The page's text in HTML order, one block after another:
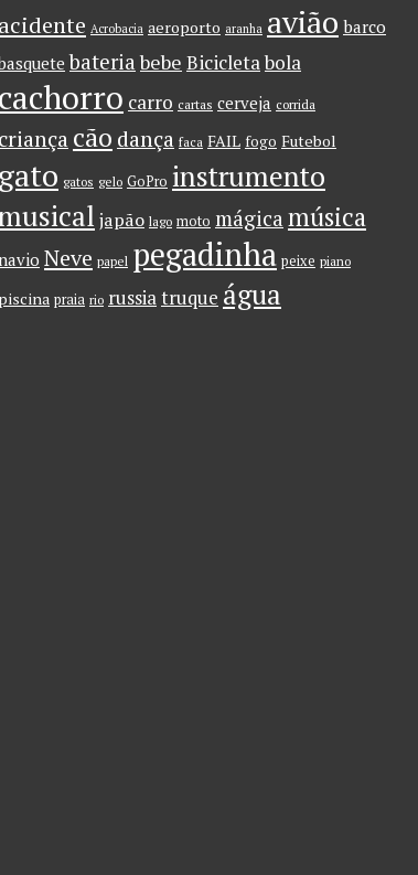
acidente Acrobacia aeroporto aranha avião barco
bateria bebe Bicicletabola
cachorro carro cartas cerveja corrida
criançacão dança faca FAIL fogo Futebol
gato gatos gelo GoPro instrumento
japão lago moto mágica música
Neve papel pegadinha peixe piano
piscina praia rio russiatruque água